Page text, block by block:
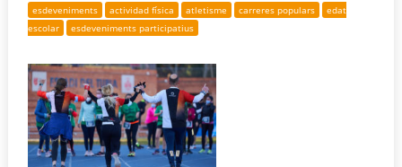
esdeveniments actividad física atletisme carreres populars
edat
escolar
esdeveniments participatius